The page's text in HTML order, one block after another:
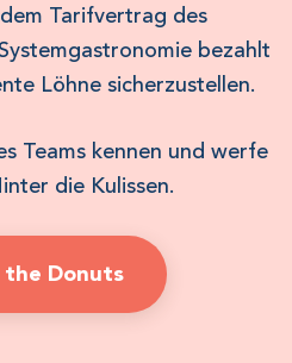
Tarifvertrag des
bezahlt
Löhne sicherzustellen.
Teams kennen und werfe
die Kulissen.
the Donuts